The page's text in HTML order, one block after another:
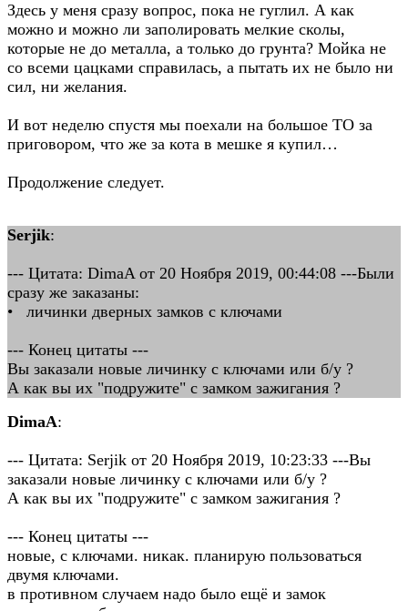
Здесь у меня сразу вопрос, пока не гуглил. А как
можно и можно ли заполировать мелкие сколы,
которые не до металла, а только до грунта? Мойка не
со всеми цацками справилась, а пытать их не было ни
сил, ни желания.
И вот неделю спустя мы поехали на большое ТО за
приговором, что же за кота в мешке я купил…
Продолжение следует.
Serjik:
--- Цитата: DimaA от 20 Ноября 2019, 00:44:08 ---Были
сразу же заказаны:
• личинки дверных замков с ключами
--- Конец цитаты ---
Вы заказали новые личинку с ключами или б/у ?
А как вы их "подружите" с замком зажигания ?
DimaA:
--- Цитата: Serjik от 20 Ноября 2019, 10:23:33 ---Вы
заказали новые личинку с ключами или б/у ?
А как вы их "подружите" с замком зажигания ?
--- Конец цитаты ---
новые, с ключами. никак. планирую пользоваться
двумя ключами.
в противном случаем надо было ещё и замок